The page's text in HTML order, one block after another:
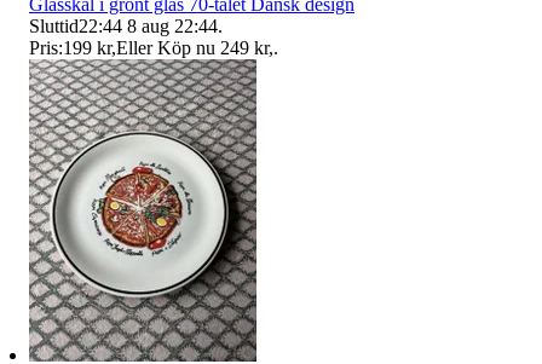
Sluttid22:44 8 aug 22:44.
Pris:199 kr,Eller Köp nu 249 kr,.